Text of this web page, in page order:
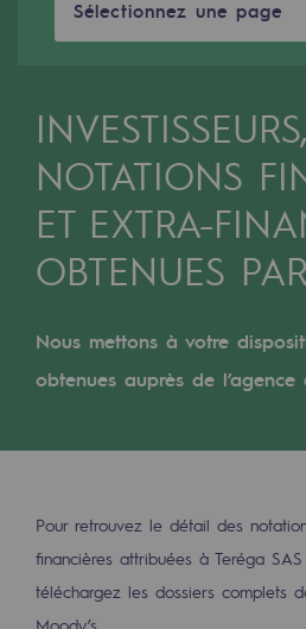
Transversalité et
Une organisation
Notre
Gouvernance
Indicateurs
Publications
Où nous trouver
Les énergies
Notre vision
Sélectionnez une page
NOTATIONS
ET EXTRA-
OBTENUES
Nous mettons à votre
obtenues auprès de
Pour retrouvez le détail des
financières attribuées à Teréga
téléchargez les dossiers complets
Moody’s.